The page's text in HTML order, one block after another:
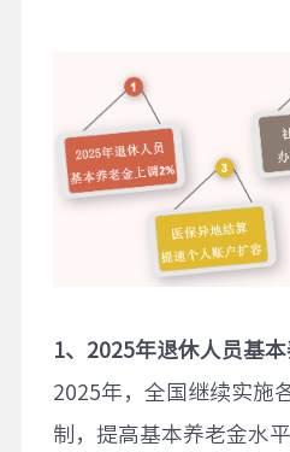
1 、 2025年退休人员基
2025年，全国继续实施
制，提高基本养老金水